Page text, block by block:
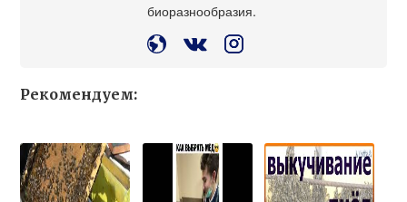
биоразнообразия.
Рекомендуем: